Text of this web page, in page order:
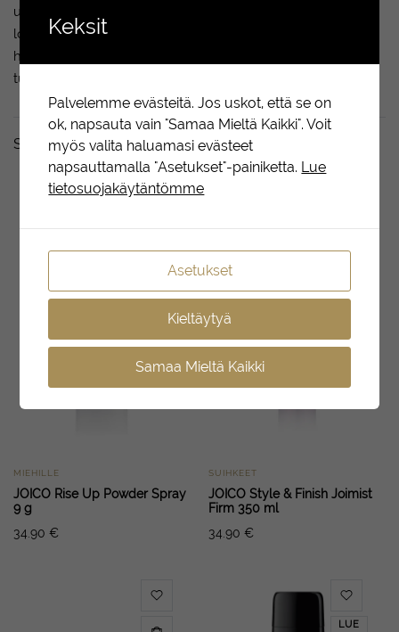
upeaa kiiltoa. Soveltuu monimutkaisten kampausten
loihtimiseen. Lukitsee hiukset paikoilleen. Pitää sähköiset
hiukset kurissa. Ei tuo hiuksiin raskasta tai tahmaista
tunnetta.
Sopii täydellisesti yhdessä
MIEHILLE
JOICO Rise Up Powder Spray
9 g
34.90 €
SUIHKEET
JOICO Style & Finish Joimist
Firm 350 ml
34.90 €
LUE
Keksit
Palvelemme evästeitä. Jos uskot, että se on
ok, napsauta vain "Samaa Mieltä Kaikki". Voit
myös valita haluamasi evästeet
napsauttamalla "Asetukset"-painiketta. Lue
tietosuojakäytäntömme
Asetukset
Kieltäytyä
Samaa Mieltä Kaikki